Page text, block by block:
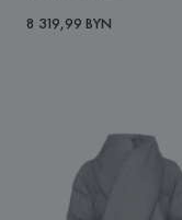
8 319,99 BYN